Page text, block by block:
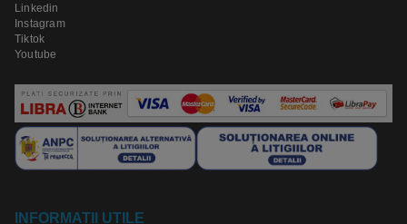
Linkedin
Instagram
Tiktok
Youtube
INFORMATII UTILE